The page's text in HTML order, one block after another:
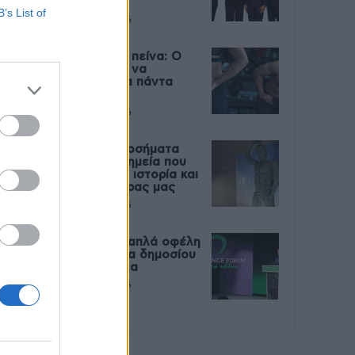
List of
27 Φεβρουαρίου 2026
Μεταπροπονητική πείνα: Ο
λόγος που θέλεις να
καταβροχθίσεις τα πάντα
μετά την άσκηση
27 Φεβρουαρίου 2026
Ωρίων – Σπάνια νοσήματα
συνδέονται με μνημεία που
διαμόρφωσαν την ιστορία και
το πνεύμα της χώρας μας
27 Φεβρουαρίου 2026
Γεωργιάδης: Πολλαπλά οφέλη
από τη συνεργασία δημοσίου
και ιδιωτικού τομέα
27 Φεβρουαρίου 2026